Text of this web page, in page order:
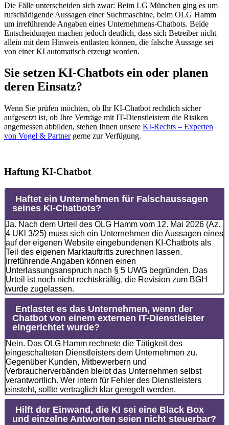
Die Fälle unterscheiden sich zwar: Beim LG München ging es um
rufschädigende Aussagen einer Suchmaschine, beim OLG Hamm
um irreführende Angaben eines Unternehmens-Chatbots. Beide
Entscheidungen machen jedoch deutlich, dass sich Betreiber nicht
allein mit dem Hinweis entlasten können, die falsche Aussage sei
von einer KI automatisch erzeugt worden.
Sie setzen KI-Chatbots ein oder planen
deren Einsatz?
Wenn Sie prüfen möchten, ob Ihr KI-Chatbot rechtlich sicher
aufgesetzt ist, ob Ihre Verträge mit IT-Dienstleistern die Risiken
angemessen abbilden, stehen Ihnen unsere KI-Rechts – Experten
von Vogel & Partnergerne zur Verfügung.
Haftung KI-Chatbot
Haftet ein Unternehmen für Falschaussagen
seines KI-Chatbots?
Ja. Nach dem Urteil des OLG Hamm vom 12. Mai 2026 (Az.
4 UKl 3/25) muss sich ein Unternehmen die Aussagen eines
auf der eigenen Website eingebundenen KI-Chatbots als
Teil des eigenen Marktauftritts zurechnen lassen.
Irreführende Angaben können einen
Unterlassungsanspruch nach § 5 UWG begründen. Das
Urteil ist noch nicht rechtskräftig, die Revision zum BGH
wurde zugelassen.
Entlastet es das Unternehmen, wenn der
Chatbot von einem externen IT-Dienstleister
eingerichtet wurde?
Nein. Das OLG Hamm rechnete die Tätigkeit des
eingeschalteten Dienstleisters dem Unternehmen zu.
Gegenüber Kunden, Mitbewerbern und
Verbraucherverbänden bleibt das Unternehmen selbst
verantwortlich. Wer intern für Fehler des Dienstleisters
einsteht, sollte vertraglich klar geregelt werden.
Hilft der Einwand, die KI sei eine Black Box
und einzelne Antworten seien nicht steuerbar?